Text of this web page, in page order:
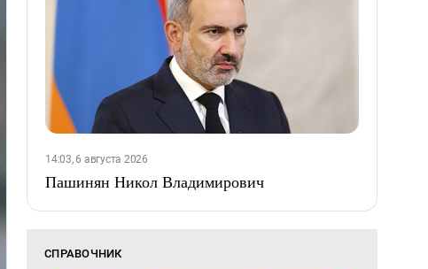
14:03, 6 августа 2026
Пашинян Никол Владимирович
СПРАВОЧНИК